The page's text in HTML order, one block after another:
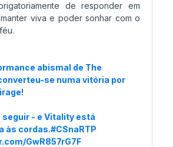
de responder em
viva e poder sonhar com o
abismal de The
se numa vitória por
seguir - e Vitality está
às cordas.#CSnaRTP
GwR857rG7F